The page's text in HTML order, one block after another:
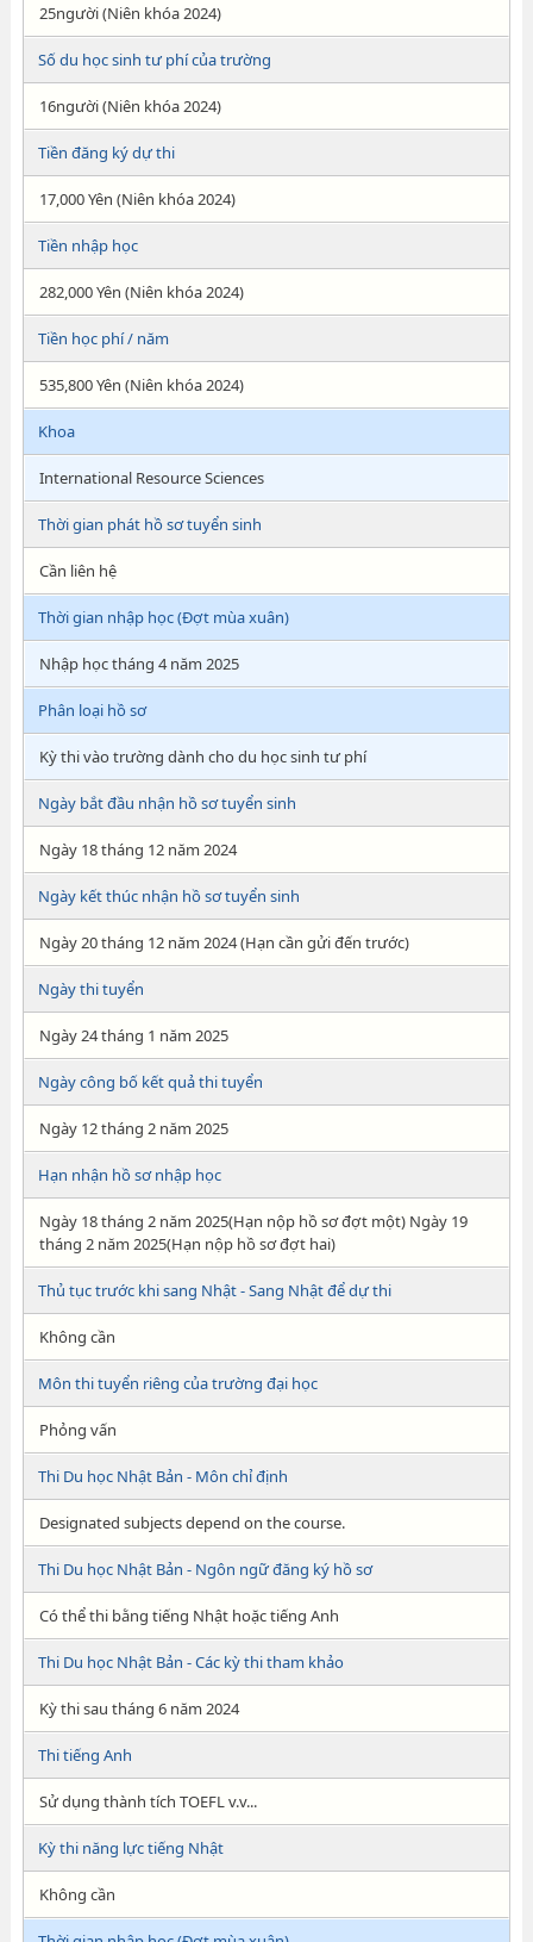
25người (Niên khóa 2024)
Số du học sinh tư phí của trường
16người (Niên khóa 2024)
Tiền đăng ký dự thi
17,000 Yên (Niên khóa 2024)
Tiền nhập học
282,000 Yên (Niên khóa 2024)
Tiền học phí / năm
535,800 Yên (Niên khóa 2024)
Khoa
International Resource Sciences
Thời gian phát hồ sơ tuyển sinh
Cần liên hệ
Thời gian nhập học (Đợt mùa xuân)
Nhập học tháng 4 năm 2025
Phân loại hồ sơ
Kỳ thi vào trường dành cho du học sinh tư phí
Ngày bắt đầu nhận hồ sơ tuyển sinh
Ngày 18 tháng 12 năm 2024
Ngày kết thúc nhận hồ sơ tuyển sinh
Ngày 20 tháng 12 năm 2024 (Hạn cần gửi đến trước)
Ngày thi tuyển
Ngày 24 tháng 1 năm 2025
Ngày công bố kết quả thi tuyển
Ngày 12 tháng 2 năm 2025
Hạn nhận hồ sơ nhập học
Ngày 18 tháng 2 năm 2025(Hạn nộp hồ sơ đợt một) Ngày 19
tháng 2 năm 2025(Hạn nộp hồ sơ đợt hai)
Thủ tục trước khi sang Nhật - Sang Nhật để dự thi
Không cần
Môn thi tuyển riêng của trường đại học
Phỏng vấn
Thi Du học Nhật Bản - Môn chỉ định
Designated subjects depend on the course.
Thi Du học Nhật Bản - Ngôn ngữ đăng ký hồ sơ
Có thể thi bằng tiếng Nhật hoặc tiếng Anh
Thi Du học Nhật Bản - Các kỳ thi tham khảo
Kỳ thi sau tháng 6 năm 2024
Thi tiếng Anh
Sử dụng thành tích TOEFL v.v...
Kỳ thi năng lực tiếng Nhật
Không cần